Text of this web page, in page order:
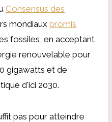
Consensus des
mondiaux promis
fossiles, en acceptant
renouvelable pour
gigawatts et de
d'ici 2030.
pas pour atteindre